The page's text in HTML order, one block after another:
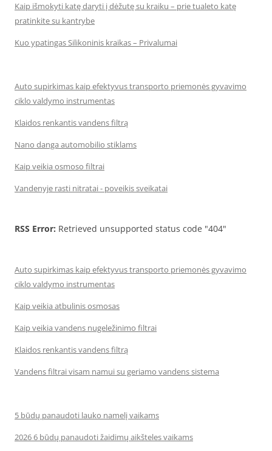
Kaip išmokyti katę daryti į dėžutę su kraiku – prie tualeto katę
pratinkite su kantrybe
Kuo ypatingas Silikoninis kraikas – Privalumai
Auto supirkimas kaip efektyvus transporto priemonės gyvavimo
ciklo valdymo instrumentas
Klaidos renkantis vandens filtrą
Nano danga automobilio stiklams
Kaip veikia osmoso filtrai
Vandenyje rasti nitratai - poveikis sveikatai
RSS Error: Retrieved unsupported status code "404"
Auto supirkimas kaip efektyvus transporto priemonės gyvavimo
ciklo valdymo instrumentas
Kaip veikia atbulinis osmosas
Kaip veikia vandens nugeležinimo filtrai
Klaidos renkantis vandens filtrą
Vandens filtrai visam namui su geriamo vandens sistema
5 būdų panaudoti lauko namelį vaikams
2026 6 būdų panaudoti žaidimų aikšteles vaikams